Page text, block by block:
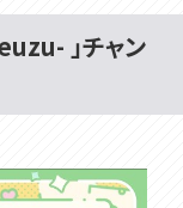
それ以降はメンバー
」チャン